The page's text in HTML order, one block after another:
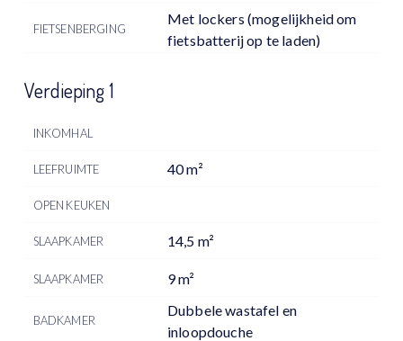
FIETSENBERGING
Met lockers (mogelijkheid om
fietsbatterij op te laden)
Verdieping 1
INKOMHAL
LEEFRUIMTE 40 m²
OPEN KEUKEN
SLAAPKAMER 14,5 m²
SLAAPKAMER 9 m²
BADKAMER
Dubbele wastafel en
inloopdouche